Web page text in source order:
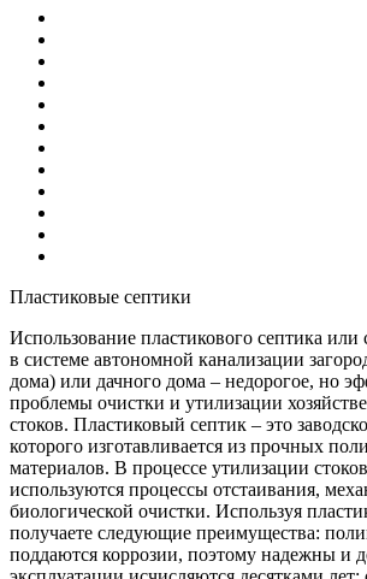
Пластиковые септики
Использование пластикового септика или
в системе автономной канализации
дома) или дачного дома – недорогое, но
проблемы очистки и утилизации
стоков. Пластиковый септик – это
которого изготавливается из прочных
материалов. В процессе утилизации
используются процессы отстаивания,
биологической очистки. Используя
получаете следующие преимущества:
поддаются коррозии, поэтому надежны и